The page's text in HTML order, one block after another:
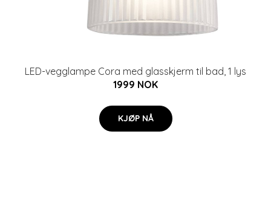
LED-vegglampe Cora med glasskjerm til bad, 1 lys
1999 NOK
KJØP NÅ